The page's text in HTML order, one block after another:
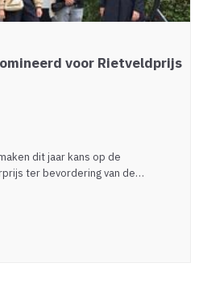
voor Rietveldprijs
dit jaar kans op de
ter bevordering van de…